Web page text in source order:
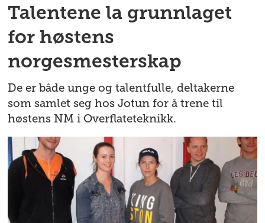
Talentene la grunnlaget
for høstens
norgesmesterskap
De er både unge og talentfulle, deltakerne
som samlet seg hos Jotun for å trene til
høstens NM i Overflateteknikk.